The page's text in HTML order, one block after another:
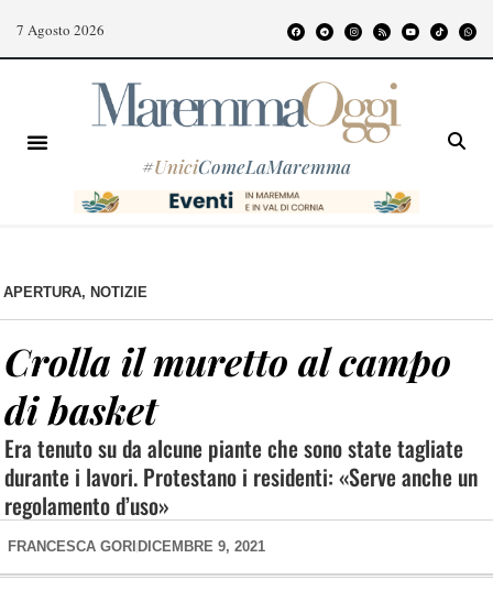
7 Agosto 2026
#UniciComeLaMaremma
APERTURA, NOTIZIE
Crolla il muretto al campo
di basket
Era tenuto su da alcune piante che sono state tagliate
durante i lavori. Protestano i residenti: «Serve anche un
regolamento d’uso»
FRANCESCA GORI DICEMBRE 9, 2021